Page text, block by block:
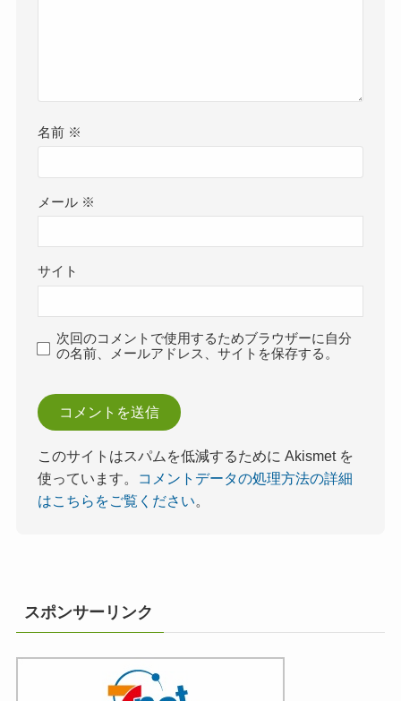
名前 ※
メール ※
サイト
次回のコメントで使用するためブラウザーに自分
の名前、メールアドレス、サイトを保存する。
このサイトはスパムを低減するために Akismet を
使っています。
コメントデータの処理方法の詳細
はこちらをご覧ください。
スポンサーリンク